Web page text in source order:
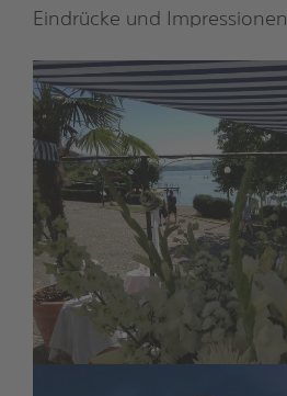
Eindrücke und Impressionen